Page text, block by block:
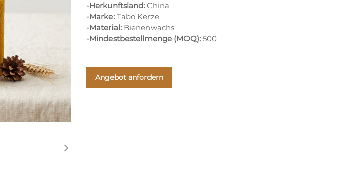
-Herkunftsland: China
-Marke: Tabo Kerze
-Material: Bienenwachs
-Mindestbestellmenge (MOQ): 500
Angebot anfordern